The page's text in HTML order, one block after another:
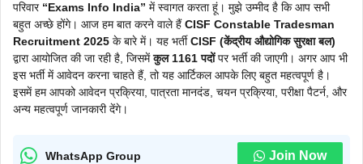
परिवार “Exams Info India” में स्वागत करता हूं। मुझे उम्मीद है कि आप सभी
बहुत अच्छे होंगे। आज हम बात करने वाले हैंCISF Constable Tradesman
Recruitment 2025 के बारे में। यह भर्तीCISF (केंद्रीय औद्योगिक सुरक्षा बल)
द्वारा आयोजित की जा रही है, जिसमेंकुल 1161 पदोंपर भर्ती की जाएगी। अगर आप भी
इस भर्ती में आवेदन करना चाहते हैं, तो यह आर्टिकल आपके लिए बहुत महत्वपूर्ण है।
इसमें हम आपको आवेदन प्रक्रिया, पात्रता मानदंड, चयन प्रक्रिया, परीक्षा पैटर्न, और
अन्य महत्वपूर्ण जानकारी देंगे।
WhatsApp Group Join Now